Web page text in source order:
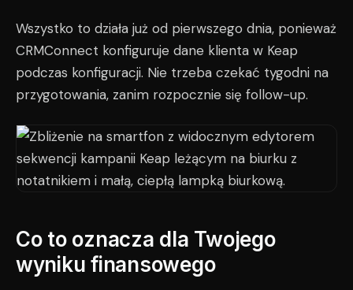
Wszystko to działa już od pierwszego dnia, ponieważ
CRMConnect konfiguruje dane klienta w Keap
podczas konfiguracji. Nie trzeba czekać tygodni na
przygotowania, zanim rozpocznie się follow-up.
Co to oznacza dla Twojego
wyniku finansowego